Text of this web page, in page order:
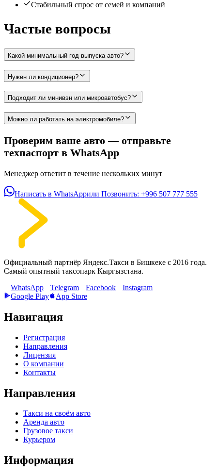
Стабильный спрос от семей и компаний
Частые вопросы
Какой минимальный год выпуска авто?
Нужен ли кондиционер?
Подходит ли минивэн или микроавтобус?
Можно ли работать на электромобиле?
Проверим ваше авто — отправьте
техпаспорт в WhatsApp
Менеджер ответит в течение нескольких минут
Написать в WhatsAppили Позвонить: +996 507 777 555
Официальный партнёр Яндекс.Такси в Бишкеке с 2016 года.
Самый опытный таксопарк Кыргызстана.
WhatsApp
Telegram Facebook
Instagram
Google Play
App Store
Навигация
Регистрация
Направления
Лицензия
О компании
Контакты
Направления
Такси на своём авто
Аренда авто
Грузовое такси
Курьером
Информация